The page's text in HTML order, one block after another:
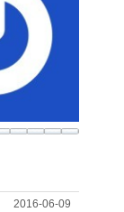
2016-06-09